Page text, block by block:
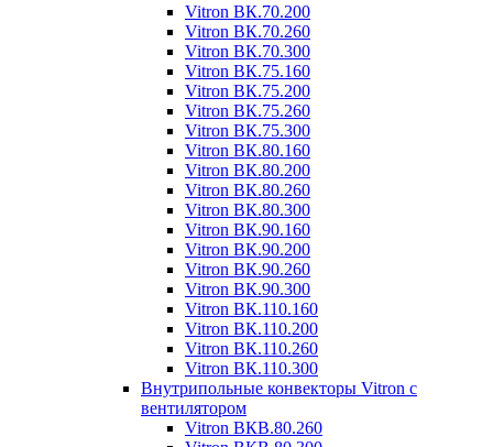
Vitron ВК.70.200
Vitron ВК.70.260
Vitron ВК.70.300
Vitron ВК.75.160
Vitron ВК.75.200
Vitron ВК.75.260
Vitron ВК.75.300
Vitron ВК.80.160
Vitron ВК.80.200
Vitron ВК.80.260
Vitron ВК.80.300
Vitron ВК.90.160
Vitron ВК.90.200
Vitron ВК.90.260
Vitron ВК.90.300
Vitron ВК.110.160
Vitron ВК.110.200
Vitron ВК.110.260
Vitron ВК.110.300
Внутрипольные конвекторы Vitron с
вентилятором
Vitron ВКВ.80.260